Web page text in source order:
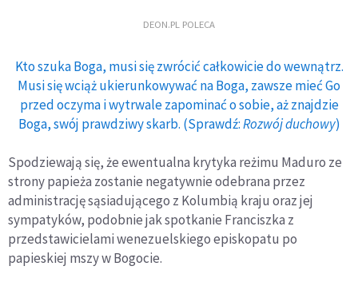
DEON.PL POLECA
Kto szuka Boga, musi się zwrócić całkowicie do wewnątrz.
Musi się wciąż ukierunkowywać na Boga, zawsze mieć Go
przed oczyma i wytrwale zapominać o sobie, aż znajdzie
Boga, swój prawdziwy skarb. (Sprawdź:Rozwój duchowy)
Spodziewają się, że ewentualna krytyka reżimu Maduro ze
strony papieża zostanie negatywnie odebrana przez
administrację sąsiadującego z Kolumbią kraju oraz jej
sympatyków, podobnie jak spotkanie Franciszka z
przedstawicielami wenezuelskiego episkopatu po
papieskiej mszy w Bogocie.